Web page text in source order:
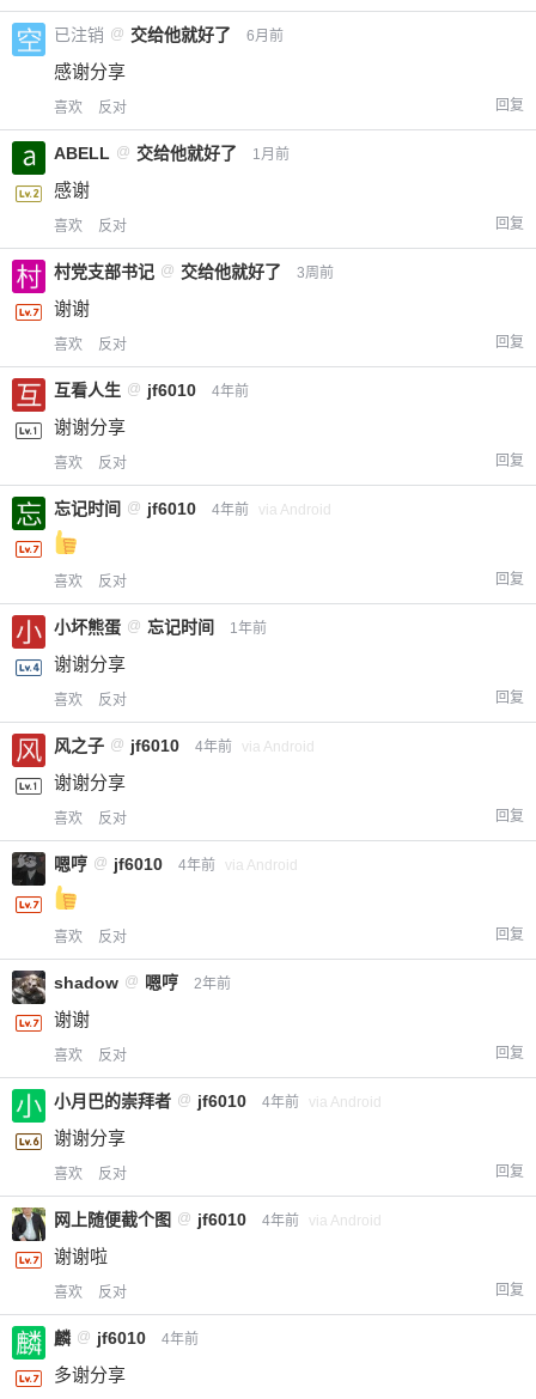
已注销 @ 交给他就好了 6月前
感谢分享
喜欢 反对 回复
ABELL @ 交给他就好了 1月前
感谢
喜欢 反对 回复
村党支部书记 @ 交给他就好了 3周前
谢谢
喜欢 反对 回复
互看人生 @ jf6010 4年前
谢谢分享
喜欢 反对 回复
忘记时间 @ jf6010 4年前 via Android
喜欢 反对 回复
小坏熊蛋 @ 忘记时间 1年前
谢谢分享
喜欢 反对 回复
风之子 @ jf6010 4年前 via Android
谢谢分享
喜欢 反对 回复
嗯哼 @ jf6010 4年前 via Android
喜欢 反对 回复
shadow @ 嗯哼 2年前
谢谢
喜欢 反对 回复
小月巴的崇拜者 @ jf6010 4年前 via Android
谢谢分享
喜欢 反对 回复
网上随便截个图 @ jf6010 4年前 via Android
谢谢啦
喜欢 反对 回复
麟 @ jf6010 4年前
多谢分享